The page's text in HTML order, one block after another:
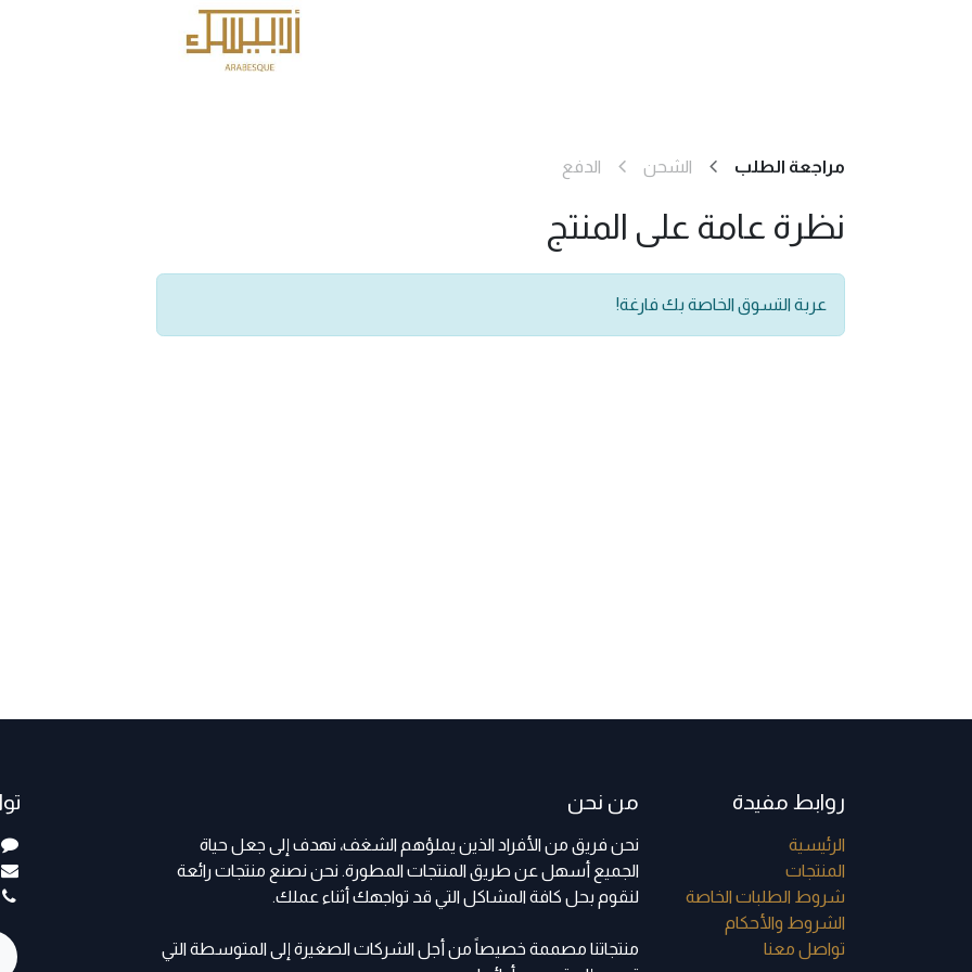
مراجعة الطلب الشحن الدفع
نظرة عامة على المنتج
عربة التسوق الخاصة بك فارغة!
روابط مفيدة
الرئي​سية
ا​لمنتجات
شروط الطلبات الخاصة
الشروط والأحكام
تواصل معنا
من نحن
نحن فريق من الأفراد الذين يملؤهم الشغف، نهدف إلى جعل حياة
الجميع أسهل عن طريق المنتجات المطورة. نحن نصنع منتجات رائعة
لنقوم بحل كافة المشاكل التي قد تواجهك أثناء عملك.
منتجاتنا مصممة خصيصاً من أجل الشركات الصغيرة إلى المتوسطة التي